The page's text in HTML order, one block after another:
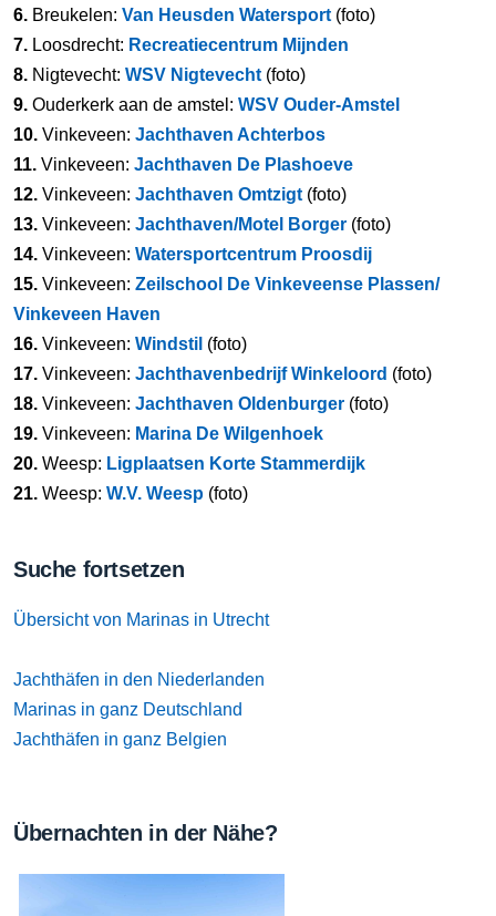
6. Breukelen: Van Heusden Watersport (foto)
7. Loosdrecht: Recreatiecentrum Mijnden
8. Nigtevecht: WSV Nigtevecht (foto)
9. Ouderkerk aan de amstel: WSV Ouder-Amstel
10. Vinkeveen: Jachthaven Achterbos
11. Vinkeveen: Jachthaven De Plashoeve
12. Vinkeveen: Jachthaven Omtzigt (foto)
13. Vinkeveen: Jachthaven/Motel Borger (foto)
14. Vinkeveen: Watersportcentrum Proosdij
15. Vinkeveen: Zeilschool De Vinkeveense Plassen/
Vinkeveen Haven
16. Vinkeveen: Windstil (foto)
17. Vinkeveen: Jachthavenbedrijf Winkeloord (foto)
18. Vinkeveen: Jachthaven Oldenburger (foto)
19. Vinkeveen: Marina De Wilgenhoek
20. Weesp: Ligplaatsen Korte Stammerdijk
21. Weesp: W.V. Weesp (foto)
Suche fortsetzen
Übersicht von Marinas in Utrecht
Jachthäfen in den Niederlanden
Marinas in ganz Deutschland
Jachthäfen in ganz Belgien
Übernachten in der Nähe?